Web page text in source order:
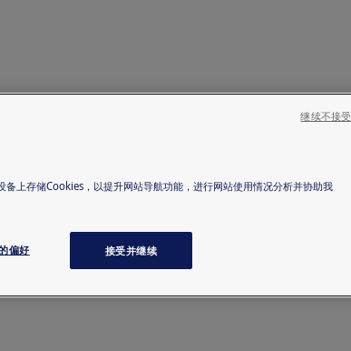
备上存储Cookies，以提升网站导航功能，进行网站使用情况分析并协助我
偏好 接受并继续
继续不接受